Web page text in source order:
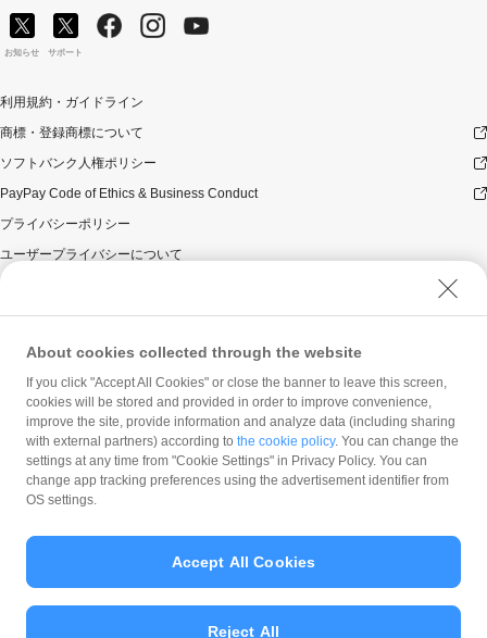
お知らせ サポート
利用規約・ガイドライン
商標・登録商標について
ソフトバンク人権ポリシー
PayPay Code of Ethics & Business Conduct
プライバシーポリシー
ユーザープライバシーについて
ウェブサイト利用規約
反社会的勢力に対する方針
勧誘方針
マネロン等基本方針
カスタマーハラスメントに関する当社の考え方
© PayPay Corporation
About cookies collected through the website
If you click "Accept All Cookies" or close the banner to leave this screen,
cookies will be stored and provided in order to improve convenience,
improve the site, provide information and analyze data (including sharing
with external partners) according to the cookie policy. You can change the
settings at any time from "Cookie Settings" in Privacy Policy. You can
change app tracking preferences using the advertisement identifier from
OS settings.
Reject All
Accept All Cookies